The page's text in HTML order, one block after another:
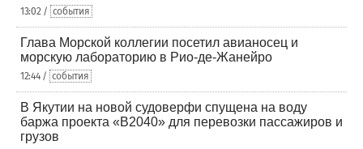
13:02 / события
Глава Морской коллегии посетил авианосец и
морскую лабораторию в Рио-де-Жанейро
12:44 / события
В Якутии на новой судоверфи спущена на воду
баржа проекта «В2040» для перевозки пассажиров и
грузов